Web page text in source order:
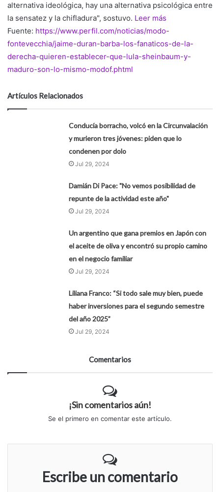
alternativa ideológica, hay una alternativa psicológica entre
la sensatez y la chifladura", sostuvo. Leer más
Fuente: https://www.perfil.com/noticias/modo-
fontevecchia/jaime-duran-barba-los-fanaticos-de-la-
derecha-quieren-establecer-que-lula-sheinbaum-y-
maduro-son-lo-mismo-modof.phtml
Artículos Relacionados
Conducía borracho, volcó en la Circunvalación
y murieron tres jóvenes: piden que lo
condenen por dolo
Jul 29, 2024
Damián Di Pace: "No vemos posibilidad de
repunte de la actividad este año"
Jul 29, 2024
Un argentino que gana premios en Japón con
el aceite de oliva y encontró su propio camino
en el negocio familiar
Jul 29, 2024
Liliana Franco: “Si todo sale muy bien, puede
haber inversiones para el segundo semestre
del año 2025”
Jul 29, 2024
Comentarios
¡Sin comentarios aún!
Se el primero en comentar este artículo.
Escribe un comentario